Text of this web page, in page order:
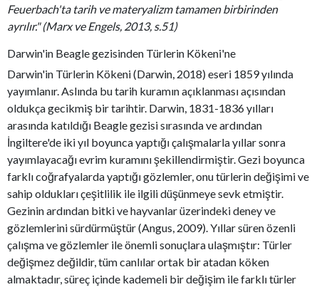
Feuerbach'ta tarih ve materyalizm tamamen birbirinden
ayrılır." (Marx ve Engels, 2013, s.51)
Darwin'in Beagle gezisinden Türlerin Kökeni'ne
Darwin'in Türlerin Kökeni (Darwin, 2018) eseri 1859 yılında
yayımlanır. Aslında bu tarih kuramın açıklanması açısından
oldukça gecikmiş bir tarihtir. Darwin, 1831-1836 yılları
arasında katıldığı Beagle gezisi sırasında ve ardından
İngiltere'de iki yıl boyunca yaptığı çalışmalarla yıllar sonra
yayımlayacağı evrim kuramını şekillendirmiştir. Gezi boyunca
farklı coğrafyalarda yaptığı gözlemler, onu türlerin değişimi ve
sahip oldukları çeşitlilik ile ilgili düşünmeye sevk etmiştir.
Gezinin ardından bitki ve hayvanlar üzerindeki deney ve
gözlemlerini sürdürmüştür (Angus, 2009). Yıllar süren özenli
çalışma ve gözlemler ile önemli sonuçlara ulaşmıştır: Türler
değişmez değildir, tüm canlılar ortak bir atadan köken
almaktadır, süreç içinde kademeli bir değişim ile farklı türler